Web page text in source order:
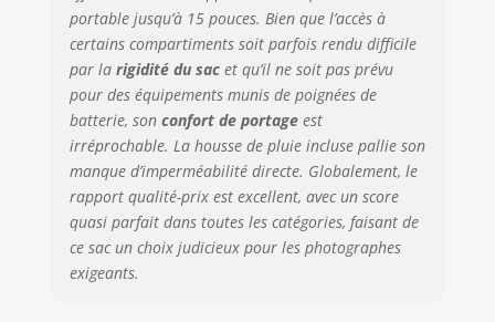
vous pouvez ouvrir
le haut du sac
pour un accès
direct. 【Boucle
détachable
brevetée】La
boucle détachable
brevetée peut être
tournée d'environ
45° pour s'adapter
à différentes
portable jusqu’à 15 pouces. Bien que l’accès à
certains compartiments soit parfois rendu difficile
par la rigidité du sacet qu’il ne soit pas prévu
pour des équipements munis de poignées de
batterie, son confort de portageest
irréprochable. La housse de pluie incluse pallie son
manque d’imperméabilité directe. Globalement, le
rapport qualité-prix est excellent, avec un score
quasi parfait dans toutes les catégories, faisant de
ce sac un choix judicieux pour les photographes
exigeants.